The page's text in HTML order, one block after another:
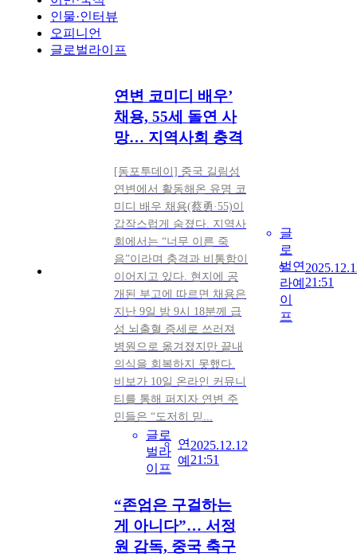
인물·인터뷰
오피니언
글로벌라이프
연변 코미디 배우’
채용, 55세 돌연 사
망… 지역사회 충격
[동포투데이] 중국 길림성
연변에서 활동해온 유명 코
미디 배우 채용(蔡勇·55)이
갑작스럽게 숨졌다. 지역사
회에서는 “너무 이른 죽
음”이라며 충격과 비통함이
이어지고 있다. 현지에 공
개된 부고에 따르면 채용은
지난 9일 밤 9시 18분께 급
성 뇌출혈 증세로 쓰러져
병원으로 옮겨졌지만 끝내
의식을 회복하지 못했다.
비보가 10일 온라인 커뮤니
티를 통해 퍼지자 연변 주
민들은 “도저히 믿...
글로
벌라
이프
연
예
2025.12.12
21:51
글
로
벌
라
이
프
연
예 21:51
“존엄은 구걸하는
게 아니다”… 서정
원 감독, 중국 축구